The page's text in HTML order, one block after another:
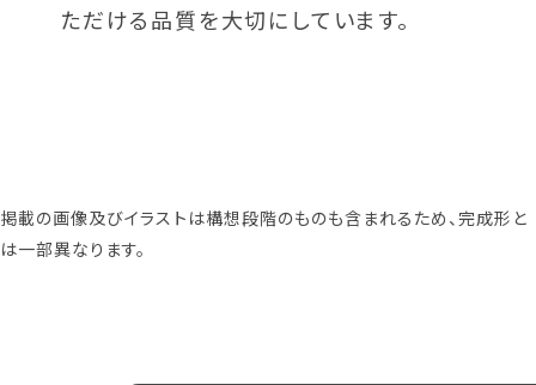
ただける品質を大切にしています。
掲載の画像及びイラストは構想段階のものも含まれるため、完成形と
は一部異なります。